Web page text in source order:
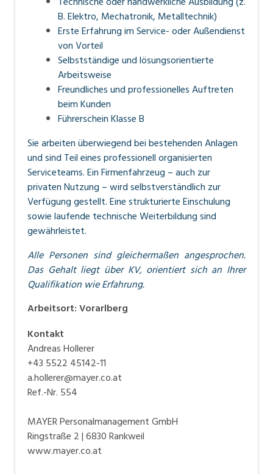
B. Elektro, Mechatronik, Metalltechnik)
Erste Erfahrung im Service- oder Außendienst
von Vorteil
Selbstständige und lösungsorientierte
Arbeitsweise
Freundliches und professionelles Auftreten
beim Kunden
Führerschein Klasse B
Sie arbeiten überwiegend beibestehenden Anlagen
und sind Teil eines professionell organisierten
Serviceteams. Ein Firmenfahrzeug – auch zur
privaten Nutzung – wird selbstverständlich zur
Verfügung gestellt. Eine strukturierte Einschulung
sowie laufende technische Weiterbildung sind
gewährleistet.
Alle Personen sind gleichermaßen angesprochen.
Das Gehalt liegt über KV, orientiert sich an Ihrer
Qualifikation wie Erfahrung.
Arbeitsort:Vorarlberg
Kontakt
Andreas Hollerer
+43 5522 45142-11
a.hollerer@mayer.co.at
Ref.-Nr. 554
MAYER Personalmanagement GmbH
Ringstraße 2 | 6830 Rankweil
www.mayer.co.at